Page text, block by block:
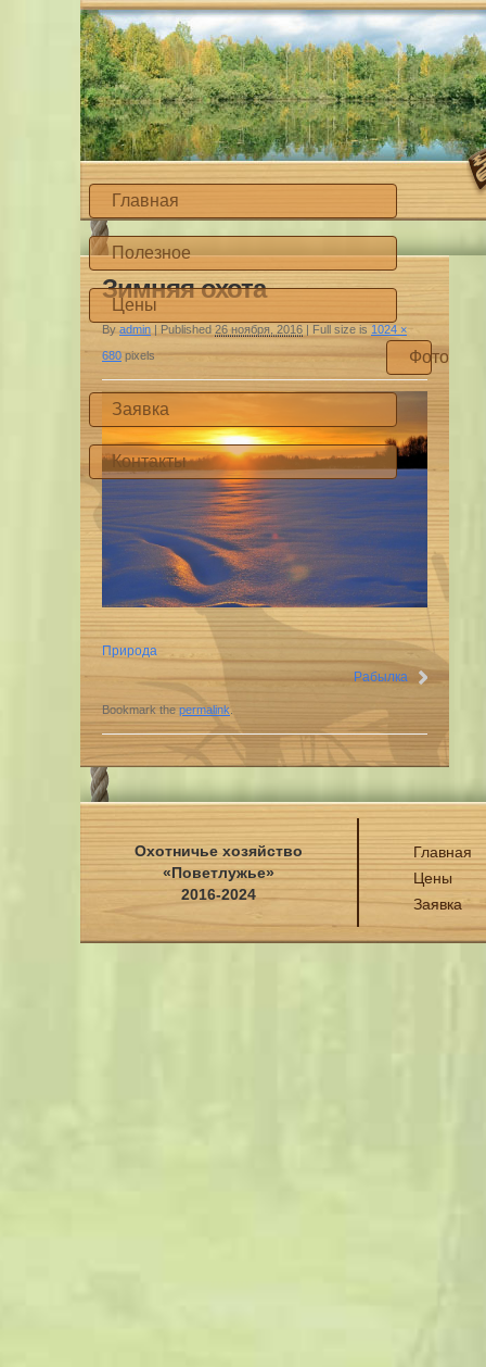
Главная
Полезное
Цены
Фото
Заявка
Контакты
Зимняя охота
By admin | Published 26 ноября, 2016 | Full size is 1024 ×
680 pixels
Природа
Рабылка
Bookmark the permalink
Охотничье хозяйство
«Поветлужье»
2016-2024
Главная
Цены
Заявка